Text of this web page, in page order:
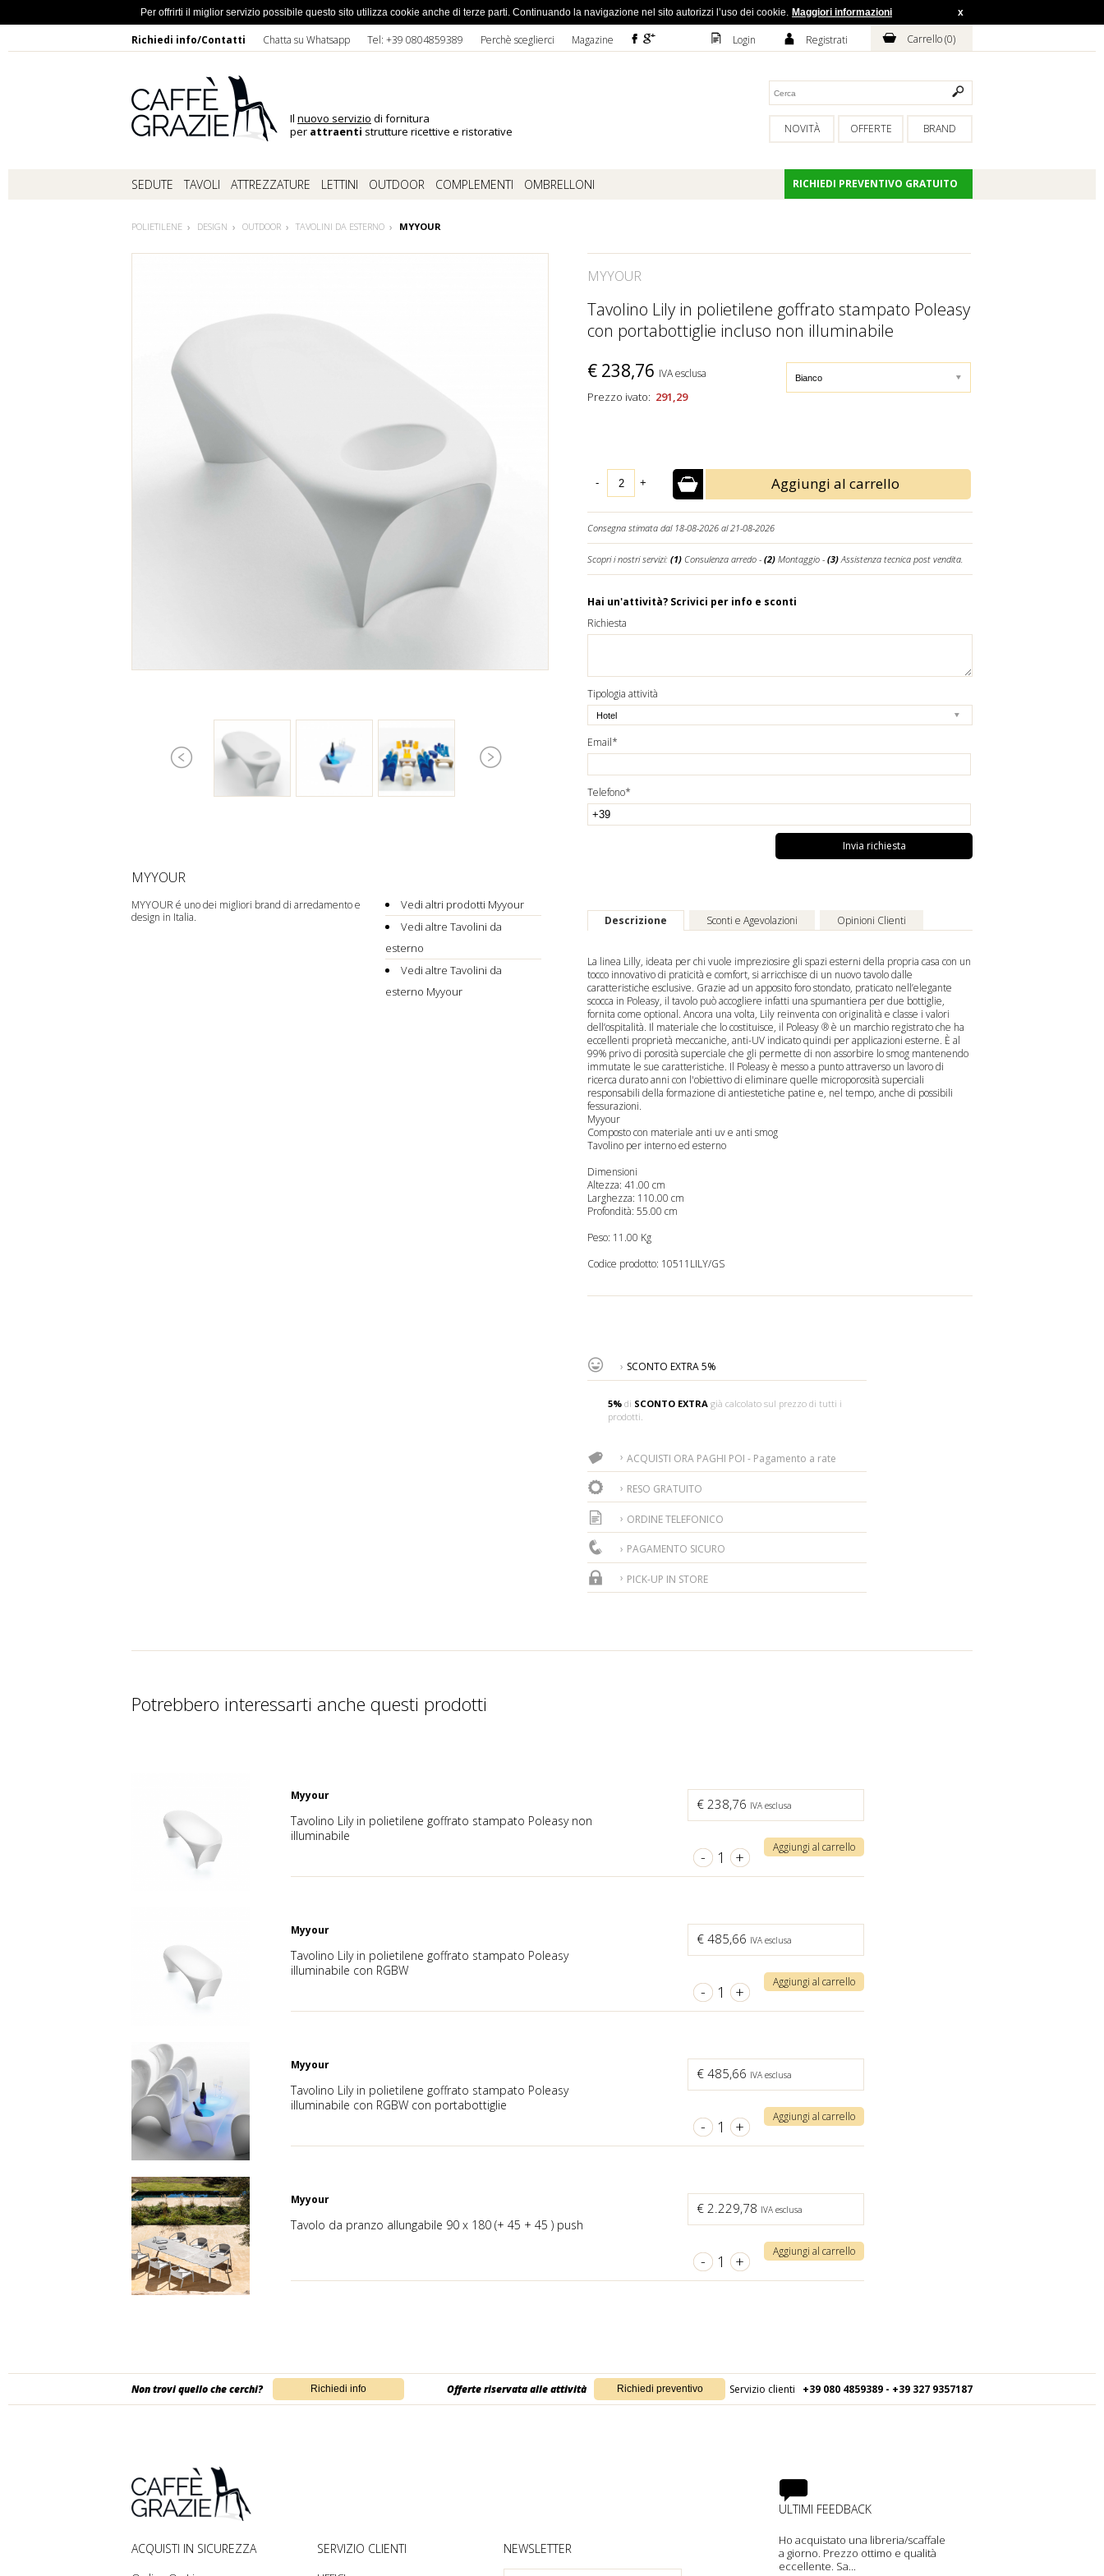
Richiedi info/Contatti Chatta su Whatsapp Tel: +39 0804859389 Perchè sceglierci Magazine F ì D Login A Registrati H Carrello (0)
Il nuovo servizio di fornitura
per attraenti strutture ricettive e ristorative BRAND
OFFERTE
NOVITÀ
SEDUTE TAVOLI ATTREZZATURE LETTINI OUTDOOR COMPLEMENTI OMBRELLONI RICHIEDI PREVENTIVO GRATUITO
POLIETILENE DESIGN OUTDOOR TAVOLINI DA ESTERNO MYYOUR
MYYOUR
MYYOUR é uno dei migliori brand di arredamento e
design in Italia.
Vedi altri prodotti Myyour
Vedi altre Tavolini da
esterno
Vedi altre Tavolini da
esterno Myyour
MYYOUR
Tavolino Lily in polietilene goffrato stampato Poleasy
con portabottiglie incluso non illuminabile
€ 238,76 IVA esclusa
Prezzo ivato: 291,29
- + Aggiungi al carrello
Consegna stimata dal 18-08-2026 al 21-08-2026
Scopri i nostri servizi: (1) Consulenza arredo - (2) Montaggio - (3)Assistenza tecnica post vendita.
Hai un'attività? Scrivici per info e sconti
Richiesta
Tipologia attività
Email*
Telefono*
Invia richiesta
Descrizione Sconti e Agevolazioni Opinioni Clienti
La linea Lilly, ideata per chi vuole impreziosire gli spazi esterni della propria casa con un
tocco innovativo di praticità e comfort, si arricchisce di un nuovo tavolo dalle
caratteristiche esclusive. Grazie ad un apposito foro stondato, praticato nell’elegante
scocca in Poleasy, il tavolo può accogliere infatti una spumantiera per due bottiglie,
fornita come optional. Ancora una volta, Lily reinventa con originalità e classe i valori
dell’ospitalità. Il materiale che lo costituisce, il Poleasy ® è un marchio registrato che ha
eccellenti proprietà meccaniche, anti-UV indicato quindi per applicazioni esterne. È al
99% privo di porosità superficiale che gli permette di non assorbire lo smog mantenendo
immutate le sue caratteristiche. Il Poleasy è messo a punto attraverso un lavoro di
ricerca durato anni con l'obiettivo di eliminare quelle microporosità superficiali
responsabili della formazione di antiestetiche patine e, nel tempo, anche di possibili
fessurazioni.
Myyour
Composto con materiale anti uv e anti smog
Tavolino per interno ed esterno
Dimensioni
Altezza: 41.00 cm
Larghezza: 110.00 cm
Profondità: 55.00 cm
Peso: 11.00 Kg
Codice prodotto: 10511LILY/GS
SCONTO EXTRA 5%
5%di SCONTO EXTRAgià calcolato sul prezzo di tutti i
prodotti.
ACQUISTI ORA PAGHI POI - Pagamento a rate
RESO GRATUITO
ORDINE TELEFONICO
PAGAMENTO SICURO
PICK-UP IN STORE
Potrebbero interessarti anche questi prodotti
Myyour
Tavolino Lily in polietilene goffrato stampato Poleasy non
illuminabile
€ 238,76 IVA esclusa
Aggiungi al carrello
- 1 +
Myyour
Tavolino Lily in polietilene goffrato stampato Poleasy
illuminabile con RGBW
€ 485,66 IVA esclusa
Aggiungi al carrello
- 1 +
Myyour
Tavolino Lily in polietilene goffrato stampato Poleasy
illuminabile con RGBW con portabottiglie
€ 485,66 IVA esclusa
Aggiungi al carrello
- 1 +
Myyour
Tavolo da pranzo allungabile 90 x 180 (+ 45 + 45 ) push
€ 2.229,78 IVA esclusa
Aggiungi al carrello
- 1 +
Non trovi quello che cerchi? Offerte riservata alle attività Servizio clienti +39 080 4859389 - +39 327 9357187
ACQUISTI IN SICUREZZA SERVIZIO CLIENTI NEWSLETTER
ULTIMI FEEDBACK
Ho acquistato una libreria/scaffale
a giorno. Prezzo ottimo e qualità
eccellente. Sa...
Per offrirti il miglior servizio possibile questo sito utilizza cookie anche di terze parti. Continuando la navigazione nel sito autorizzi l’uso dei cookie. Maggiori informazioni x